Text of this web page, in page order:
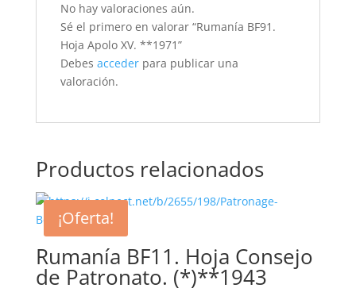
No hay valoraciones aún.
Sé el primero en valorar “Rumanía BF91.
Hoja Apolo XV. **1971”
Debes accederpara publicar una
valoración.
Productos relacionados
¡Oferta!
Rumanía BF11. Hoja Consejo
de Patronato. (*)**1943